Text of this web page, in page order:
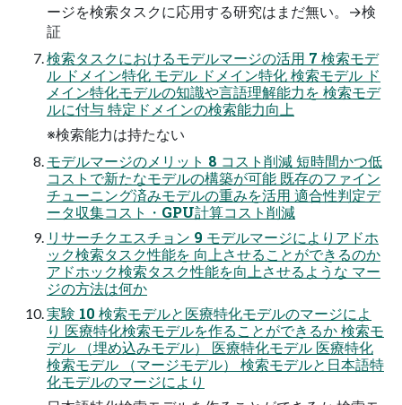
ージを検索タスクに応用する研究はまだ無い。→検
証
検索タスクにおけるモデルマージの活用 7 検索モデ
ル ドメイン特化 モデル ドメイン特化 検索モデル ド
メイン特化モデルの知識や言語理解能力を 検索モデ
ルに付与 特定ドメインの検索能力向上
※検索能力は持たない
モデルマージのメリット 8 コスト削減 短時間かつ低
コストで新たなモデルの構築が可能 既存のファイン
チューニング済みモデルの重みを活用 適合性判定デ
ータ収集コスト・GPU計算コスト削減
リサーチクエスチョン 9 モデルマージによりアドホ
ック検索タスク性能を 向上させることができるのか
アドホック検索タスク性能を向上させるような マー
ジの方法は何か
実験 10 検索モデルと医療特化モデルのマージによ
り 医療特化検索モデルを作ることができるか 検索モ
デル （埋め込みモデル） 医療特化モデル 医療特化
検索モデル （マージモデル） 検索モデルと日本語特
化モデルのマージにより